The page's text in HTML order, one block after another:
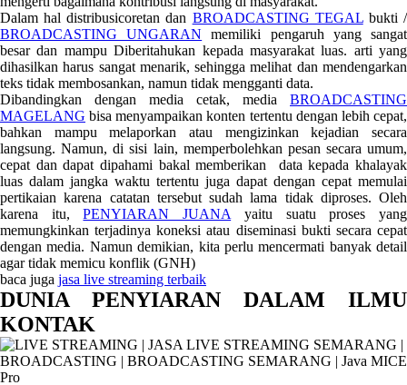
Dalam hal distribusicoretan dan BROADCASTING TEGALbukti /
BROADCASTING UNGARAN memiliki pengaruh yang sangat
besar dan mampu Diberitahukan kepada masyarakat luas. arti yang
dihasilkan harus sangat menarik, sehingga melihat dan mendengarkan
teks tidak membosankan, namun tidak mengganti data.
Dibandingkan dengan media cetak, media BROADCASTING
MAGELANG bisa menyampaikan konten tertentu dengan lebih cepat,
bahkan mampu melaporkan atau mengizinkan kejadian secara
langsung. Namun, di sisi lain, memperbolehkan pesan secara umum,
cepat dan dapat dipahami bakal memberikan data kepada khalayak
luas dalam jangka waktu tertentu juga dapat dengan cepat memulai
pertikaian karena catatan tersebut sudah lama tidak diproses. Oleh
karena itu,PENYIARAN JUANA yaitu suatu proses yang
memungkinkan terjadinya koneksi atau diseminasi bukti secara cepat
dengan media. Namun demikian, kita perlu mencermati banyak detail
agar tidak memicu konflik (GNH)
baca juga jasa live streaming terbaik
DUNIA PENYIARAN DALAM ILMU
KONTAK